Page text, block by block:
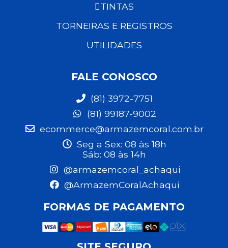
TINTAS
TORNEIRAS E REGISTROS
UTILIDADES
FALE CONOSCO
(81) 3972-7751
(81) 99187-9002
ecommerce@armazemcoral.com.br
Seg a Sex: 08 às 18h
Sáb: 08 às 14h
@armazemcoral_achaqui
@ArmazemCoralAchaqui
FORMAS DE PAGAMENTO